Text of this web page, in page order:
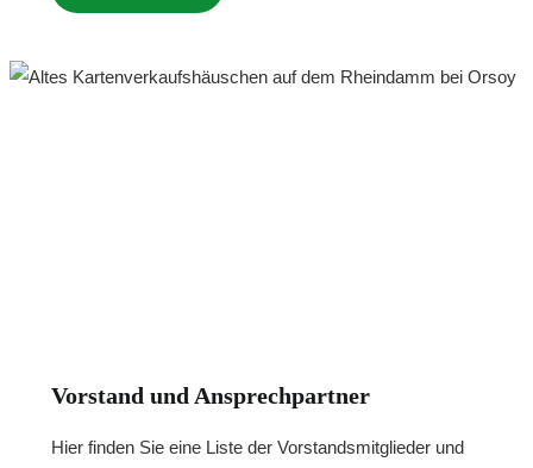
Vorstand und Ansprechpartner
Hier finden Sie eine Liste der Vorstandsmitglieder und